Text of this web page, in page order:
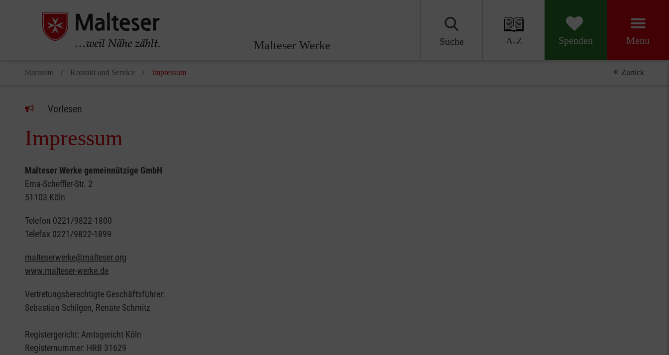
Malteser Werke Suche A-Z Spenden Menu
Startseite Kontakt und Service Impressum Zurück
Vorlesen
Impressum
Malteser Werke gemeinnützige GmbH
Erna-Scheffler-Str. 2
51103 Köln
Telefon 0221/9822-1800
Telefax 0221/9822-1899
malteserwerke@malteser.org
www.malteser-werke.de
Vertretungsberechtigte Geschäftsführer:
Sebastian Schilgen, Renate Schmitz
Registergericht: Amtsgericht Köln
Registernummer: HRB 31629